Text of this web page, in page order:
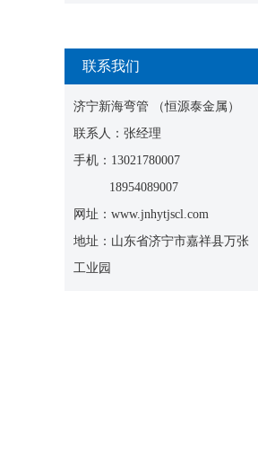
联系我们
济宁新海弯管 （恒源泰金属）
联系人：张经理
手机：13021780007
18954089007
网址：www.jnhytjscl.com
地址：山东省济宁市嘉祥县万张
工业园